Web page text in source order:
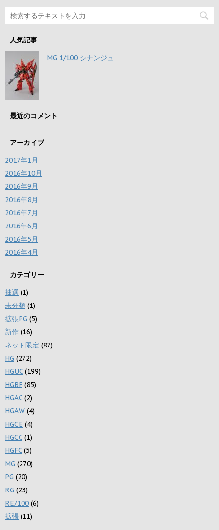
人気記事
MG 1/100 シナンジュ
最近のコメント
アーカイブ
2017年1月
2016年10月
2016年9月
2016年8月
2016年7月
2016年6月
2016年5月
2016年4月
カテゴリー
抽選 (1)
未分類 (1)
拡張PG (5)
新作 (16)
ネット限定 (87)
HG (272)
HGUC (199)
HGBF (85)
HGAC (2)
HGAW (4)
HGCE (4)
HGCC (1)
HGFC (5)
MG (270)
PG (20)
RG (23)
RE/100 (6)
拡張 (11)